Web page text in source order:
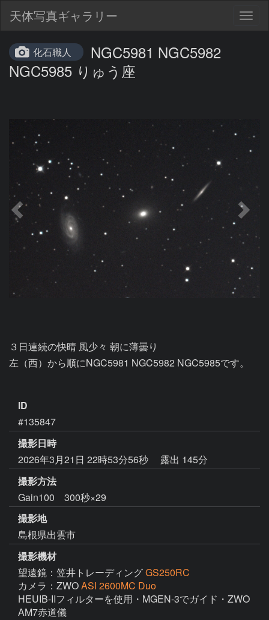
天体写真ギャラリー
化石職人
NGC5981 NGC5982
NGC5985 りゅう座
３日連続の快晴 風少々 朝に薄曇り
左（西）から順にNGC5981 NGC5982 NGC5985です。
ID
#135847
撮影日時
2026年3月21日 22時53分56秒
露出 145分
撮影方法
Gain100 300秒×29
撮影地
島根県出雲市
撮影機材
望遠鏡：笠井トレーディングGS250RC
カメラ：ZWOASI 2600MC Duo
HEUIB-IIフィルターを使用・MGEN-3でガイド・ZWO
AM7赤道儀